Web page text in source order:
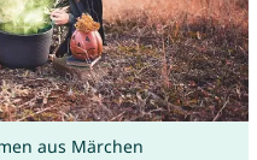
aus Märchen